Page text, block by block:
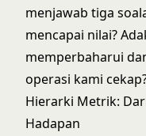
menjawab tiga
mencapai nilai?
memperbaharui
operasi kami
Hierarki Metrik:
Hadapan